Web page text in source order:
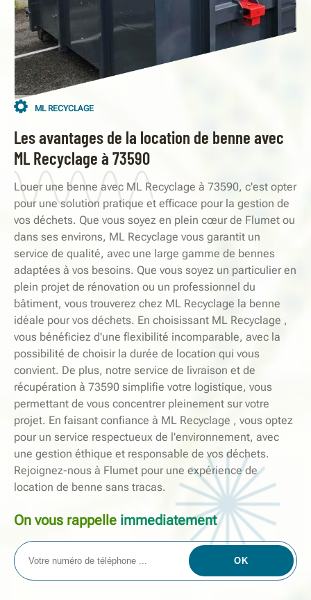
ML RECYCLAGE
Les avantages de la location de benne avec
ML Recyclage à 73590
Louer une benne avec ML Recyclage à 73590, c'est opter
pour une solution pratique et efficace pour la gestion de
vos déchets. Que vous soyez en plein cœur de Flumet ou
dans ses environs, ML Recyclage vous garantit un
service de qualité, avec une large gamme de bennes
adaptées à vos besoins. Que vous soyez un particulier en
plein projet de rénovation ou un professionnel du
bâtiment, vous trouverez chez ML Recyclage la benne
idéale pour vos déchets. En choisissant ML Recyclage ,
vous bénéficiez d'une flexibilité incomparable, avec la
possibilité de choisir la durée de location qui vous
convient. De plus, notre service de livraison et de
récupération à 73590 simplifie votre logistique, vous
permettant de vous concentrer pleinement sur votre
projet. En faisant confiance à ML Recyclage , vous optez
pour un service respectueux de l'environnement, avec
une gestion éthique et responsable de vos déchets.
Rejoignez-nous à Flumet pour une expérience de
location de benne sans tracas.
On vous rappelle immediatement